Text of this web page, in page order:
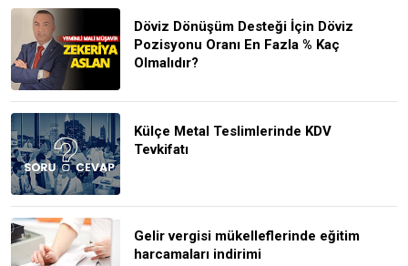
Döviz Dönüşüm Desteği İçin Döviz
Pozisyonu Oranı En Fazla % Kaç
Olmalıdır?
Külçe Metal Teslimlerinde KDV
Tevkifatı
Gelir vergisi mükelleflerinde eğitim
harcamaları indirimi